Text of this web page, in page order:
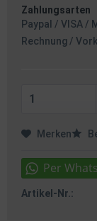
Zahlungsarten
Paypal / VISA /
Rechnung /
Merken
Artikel-Nr.: